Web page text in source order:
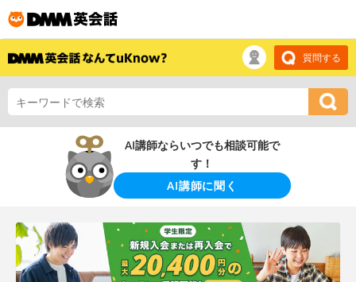
質問する
AI講師ならいつでも相談可能で
す！
AI講師に聞く